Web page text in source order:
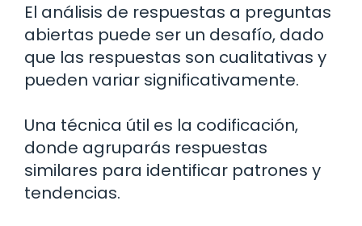
El análisis de respuestas a preguntas
abiertas puede ser un desafío, dado
que las respuestas son cualitativas y
pueden variar significativamente.
Una técnica útil es la codificación,
donde agruparás respuestas
similares para identificar patrones y
tendencias.